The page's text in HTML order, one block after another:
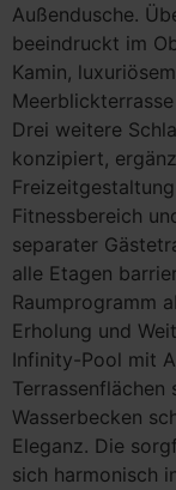
Außendusche.
beeindruckt im
Kamin,
Drei weitere
konzipiert,
Fitnessbereich
separater
alle Etagen
Raumprogramm
Erholung und
Infinity-Pool mit
Wasserbecken
Eleganz. Die
sich harmonisch